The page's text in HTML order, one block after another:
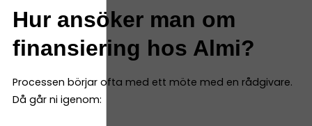
Hur ansöker man om
finansiering hos Almi?
Processen börjar ofta med ett möte med en rådgivare.
Då går ni igenom: